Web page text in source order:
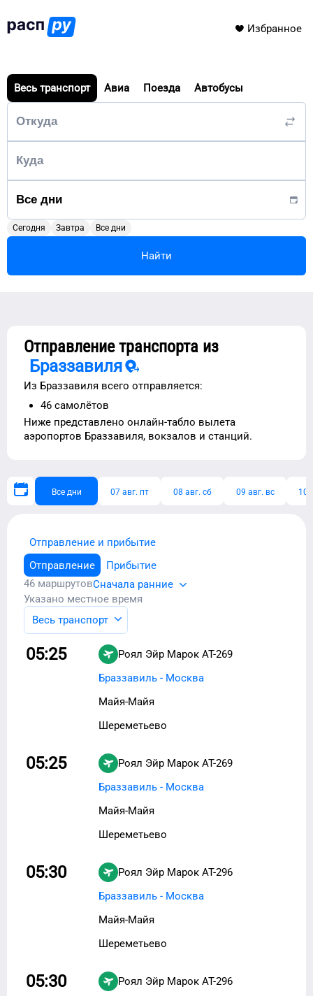
Избранное
Весь транспорт Авиа Поезда Автобусы
Сегодня Завтра Все дни
Найти
Отправление транспорта из
Браззавиля
Из Браззавиля всего отправляется:
46 самолётов
Ниже представлено онлайн-табло вылета
аэропортов Браззавиля, вокзалов и станций.
Все дни 07 авг. пт 08 авг. сб 09 авг. вс 10
Отправление и прибытие
Отправление
Прибытие
46 маршрутовСначала ранние
Указано местное время
Весь транспорт
05:25 Роял Эйр Марок AT-269
Браззавиль - Москва
Майя-Майя
Шереметьево
05:25 Роял Эйр Марок AT-269
Браззавиль - Москва
Майя-Майя
Шереметьево
05:30 Роял Эйр Марок AT-296
Браззавиль - Москва
Майя-Майя
Шереметьево
05:30 Роял Эйр Марок AT-296